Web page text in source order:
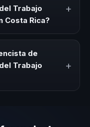
programas de
cuando tu
cultural
Trabajo
Costa Rica?
+
del evento.
estratégica sin
24 horas adaptada a
de
Trabajo
+